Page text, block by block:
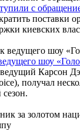
с
поставки
киевских
шоу
Карсон
получал